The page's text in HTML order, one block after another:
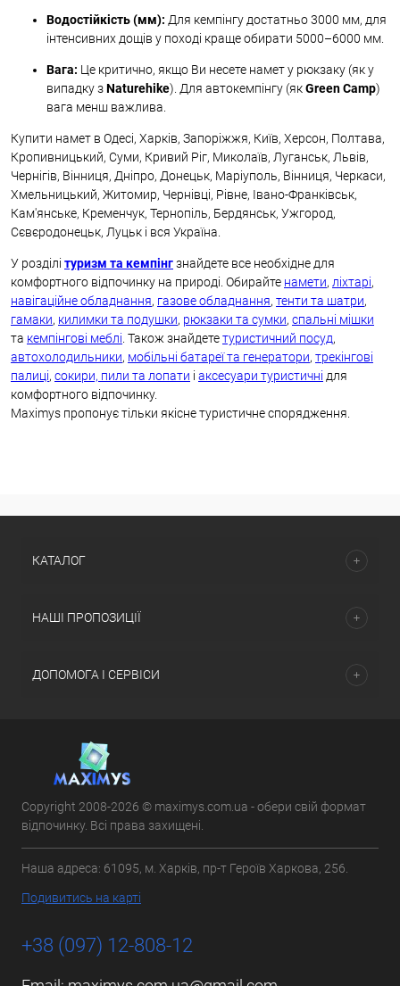
Водостійкість (мм): Для кемпінгу достатньо 3000 мм, для
інтенсивних дощів у поході краще обирати 5000–6000 мм.
Вага: Це критично, якщо Ви несете намет у рюкзаку (як у
випадку зNaturehike). Для автокемпінгу (якGreen Camp)
вага менш важлива.
Купити намет в Одесі, Харків, Запоріжжя, Київ, Херсон, Полтава,
Кропивницький, Суми, Кривий Ріг, Миколаїв, Луганськ, Львів,
Чернігів, Вінниця, Дніпро, Донецьк, Маріуполь, Вінниця, Черкаси,
Хмельницький, Житомир, Чернівці, Рівне, Івано-Франківськ,
Кам'янське, Кременчук, Тернопіль, Бердянськ, Ужгород,
Сєвєродонецьк, Луцьк і вся Україна.
У розділі туризм та кемпінгзнайдете все необхідне для
комфортного відпочинку на природі. Обирайте намети, ліхтарі,
навігаційне обладнання, газове обладнання, тенти та шатри,
гамаки, килимки та подушки, рюкзаки та сумки, спальні мішки
та кемпінгові меблі . Також знайдететуристичний посуд,
автохолодильники, мобільні батареї та генератори, трекінгові
палиці, сокири, пили та лопати і аксесуари туристичні для
комфортного відпочинку.
Maximys пропонує тільки якісне туристичне спорядження.
КАТАЛОГ
НАШІ ПРОПОЗИЦІЇ
ДОПОМОГА І СЕРВІСИ
Copyright 2008-2026 © maximys.com.ua - обери свій формат
відпочинку. Всі права захищені.
Наша адреса: 61095, м. Харків, пр-т Героїв Харкова, 256.
Подивитись на карті
+38 (097) 12-808-12